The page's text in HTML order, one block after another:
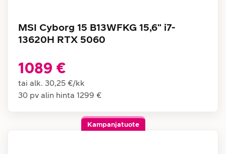
MSI Cyborg 15 B13WFKG 15,6" i7-
13620H RTX 5060
1089 €
tai alk. 30,25 €/kk
30 pv alin hinta 1299 €
Kampanjatuote